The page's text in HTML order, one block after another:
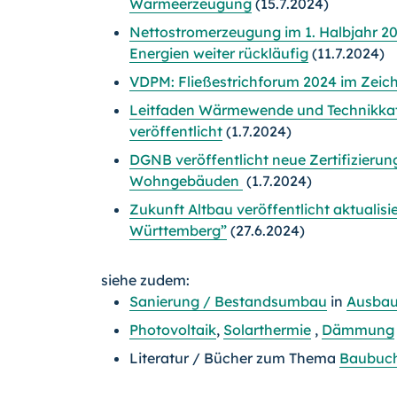
Nettostromerzeugung im 1. Halbjahr
Energien weiter rückläufig (11.7.2024)
VDPM: Fließestrichforum 2024 im
Leitfaden Wärmewende und
veröffentlicht (1.7.2024)
DGNB veröffentlicht neue
Wohngebäuden (1.7.2024)
Zukunft Altbau veröffentlicht
Württemberg” (27.6.2024)
siehe zudem:
Sanierung / Bestandsumbau in
Photovoltaik, Solarthermie , Dämmung
Literatur / Bücher zum Thema